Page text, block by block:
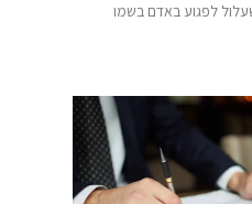
לפגוע באדם בשמו